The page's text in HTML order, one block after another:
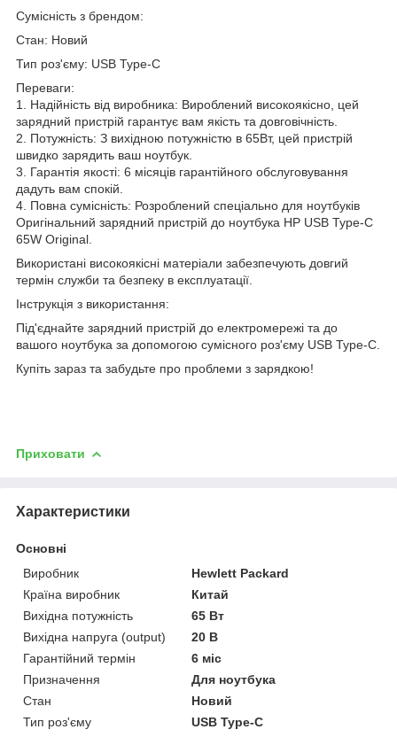
Сумісність з брендом:
Стан: Новий
Тип роз'єму: USB Type-C
Переваги:
1. Надійність від виробника: Вироблений високоякісно, цей
зарядний пристрій гарантує вам якість та довговічність.
2. Потужність: З вихідною потужністю в 65Вт, цей пристрій
швидко зарядить ваш ноутбук.
3. Гарантія якості: 6 місяців гарантійного обслуговування
дадуть вам спокій.
4. Повна сумісність: Розроблений спеціально для ноутбуків
Оригінальний зарядний пристрій до ноутбука HP USB Type-C
65W Original.
Використані високоякісні матеріали забезпечують довгий
термін служби та безпеку в експлуатації.
Інструкція з використання:
Під'єднайте зарядний пристрій до електромережі та до
вашого ноутбука за допомогою сумісного роз'єму USB Type-C.
Купіть зараз та забудьте про проблеми з зарядкою!
Приховати
Характеристики
Основні
Виробник
Hewlett Packard
Країна виробник
Китай
Вихідна потужність
65 Вт
Вихідна напруга (output)
20 В
Гарантійний термін
6 міс
Призначення
Для ноутбука
Стан
Новий
Тип роз'єму
USB Type-C